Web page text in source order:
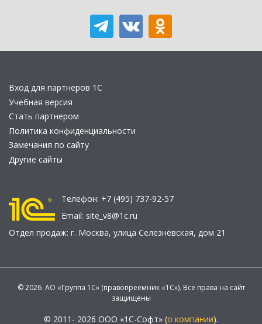
Вход для партнеров 1С
Учебная версия
Стать партнером
Политика конфиденциальности
Замечания по сайту
Другие сайты
Телефон: +7 (495) 737-92-57
Email: site_v8@1c.ru
Отдел продаж: г. Москва, улица Селезнёвская, дом 21
© 2026 АО «Группа 1С» (правопреемник «1С»). Все права на сайт
защищены
© 2011- 2026 ООО «1С-Софт» (о компании).